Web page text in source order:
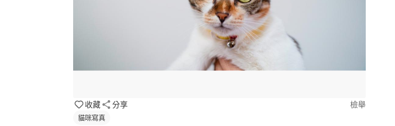
收藏 分享 檢舉
貓咪寫真